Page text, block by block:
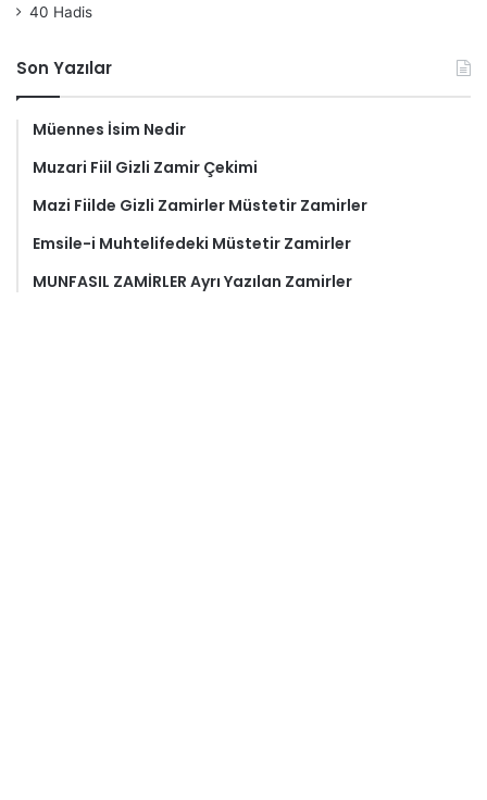
40 Hadis
Son Yazılar
Müennes İsim Nedir
Muzari Fiil Gizli Zamir Çekimi
Mazi Fiilde Gizli Zamirler Müstetir Zamirler
Emsile-i Muhtelifedeki Müstetir Zamirler
MUNFASIL ZAMİRLER Ayrı Yazılan Zamirler